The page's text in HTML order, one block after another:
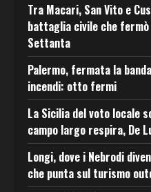
Tra Macari, San Vito e
battaglia civile che
Settanta
Palermo, fermata la
incendi: otto fermi
La Sicilia del voto locale
campo largo respira, De
Longi, dove i Nebrodi
che punta sul turismo